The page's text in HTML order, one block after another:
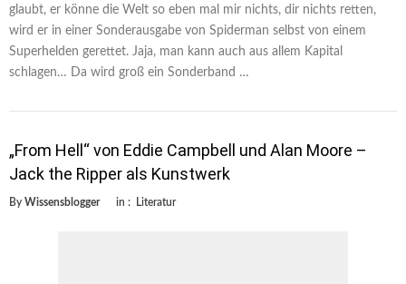
glaubt, er könne die Welt so eben mal mir nichts, dir nichts retten,
wird er in einer Sonderausgabe von Spiderman selbst von einem
Superhelden gerettet. Jaja, man kann auch aus allem Kapital
schlagen… Da wird groß ein Sonderband …
„From Hell“ von Eddie Campbell und Alan Moore –
Jack the Ripper als Kunstwerk
By Wissensblogger in : Literatur